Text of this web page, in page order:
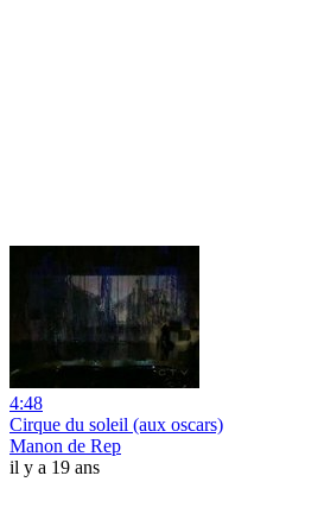
4:48
Cirque du soleil (aux oscars)
Manon de Rep
il y a 19 ans